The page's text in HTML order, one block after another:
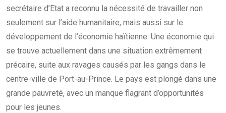
secrétaire d’Etat a reconnu la nécessité de travailler non
seulement sur l’aide humanitaire, mais aussi sur le
développement de l’économie haïtienne. Une économie qui
se trouve actuellement dans une situation extrêmement
précaire, suite aux ravages causés par les gangs dans le
centre-ville de Port-au-Prince. Le pays est plongé dans une
grande pauvreté, avec un manque flagrant d’opportunités
pour les jeunes.